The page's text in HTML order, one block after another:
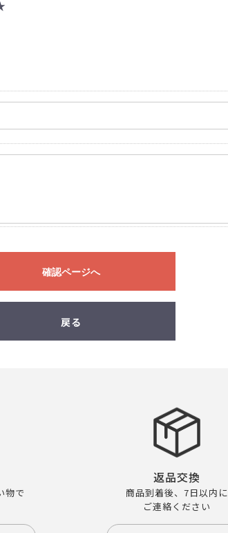
確認ページへ
戻る
物で
返品交換
商品到着後、7日以内に
ご連絡ください